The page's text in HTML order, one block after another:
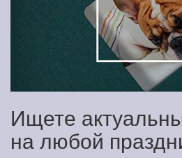
Ищете
на любой